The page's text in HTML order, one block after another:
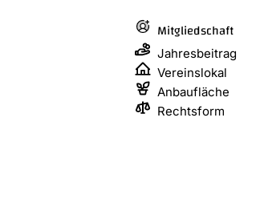
Mitgliedschaft
Jahresbeitrag
Vereinslokal
Anbaufläche
Rechtsform